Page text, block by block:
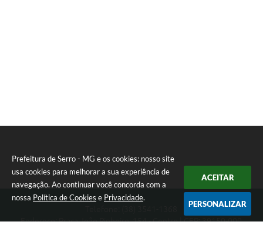
Prefeitura de Serro - MG e os cookies: nosso site
usa cookies para melhorar a sua experiência de
navegação. Ao continuar você concorda com a
nossa Política de Cookies e Privacidade.
ACEITAR
PERSONALIZAR
Endereço: Praça João Pinheiro, 154 - Centro | CEP: 39150-000